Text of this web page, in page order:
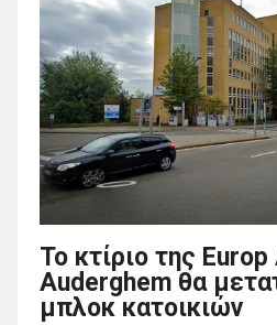
Το κτίριο της
Auderghem θα
μπλοκ κατοικιών